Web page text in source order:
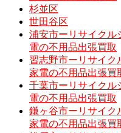
杉並区
世田谷区
浦安市ーリサイクル
電の不用品出張買取
習志野市ーリサイク
家電の不用品出張買
千葉市ーリサイクル
電の不用品出張買取
鎌ヶ谷市ーリサイク
家電の不用品出張買